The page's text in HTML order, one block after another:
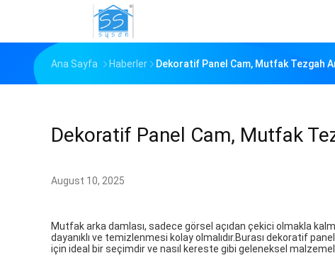
Ana Sayfa Haberler Dekoratif Panel Cam, Mutfak Tezgah
Dekoratif Panel Cam, Mutfak
August 10, 2025
Mutfak arka damlası, sadece görsel açıdan çekici olmakla
dayanıklı ve temizlenmesi kolay olmalıdır.Burası dekoratif
için ideal bir seçimdir ve nasıl kereste gibi geleneksel